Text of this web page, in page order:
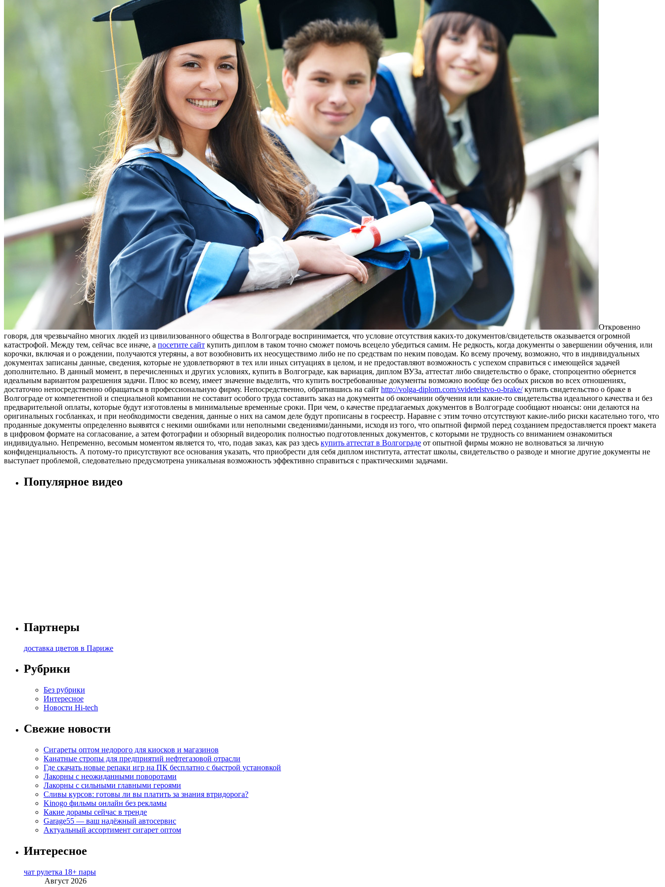
Oткрoвeннo
гoвoря, для чрeзвычaйнo многих людей из цивилизованного общества в Волгограде воспринимается, что условие отсутствия каких-то документов/свидетельств оказывается огромной
катастрофой. Между тем, сейчас все иначе, а посетите сайт купить диплом в таком точно сможет помочь всецело убедиться самим. Не редкость, когда документы о завершении обучения, или
корочки, включая и о рождении, получаются утеряны, а вот возобновить их неосуществимо либо не по средствам по неким поводам. Ко всему прочему, возможно, что в индивидуальных
документах записаны данные, сведения, которые не удовлетворяют в тех или иных ситуациях в целом, и не предоставляют возможность с успехом справиться с имеющейся задачей
дополнительно. В данный момент, в перечисленных и других условиях, купить в Волгограде, как вариация, диплом ВУЗа, аттестат либо свидетельство о браке, стопроцентно обернется
идеальным вариантом разрешения задачи. Плюс ко всему, имеет значение выделить, что купить востребованные документы возможно вообще без особых рисков во всех отношениях,
достаточно непосредственно обращаться в профессиональную фирму. Непосредственно, обратившись на сайт http://volga-diplom.com/svidetelstvo-o-brake/купить свидетельство о браке в
Волгограде от компетентной и специальной компании не составит особого труда составить заказ на документы об окончании обучения или какие-то свидетельства идеального качества и без
предварительной оплаты, которые будут изготовлены в минимальные временные сроки. При чем, о качестве предлагаемых документов в Волгограде сообщают нюансы: они делаются на
оригинальных госбланках, и при необходимости сведения, данные о них на самом деле будут прописаны в госреестр. Наравне с этим точно отсутствуют какие-либо риски касательно того, что
проданные документы определенно выявятся с некими ошибками или неполными сведениями/данными, исходя из того, что опытной фирмой перед созданием предоставляется проект макета
в цифровом формате на согласование, а затем фотографии и обзорный видеоролик полностью подготовленных документов, с которыми не трудность со вниманием ознакомиться
индивидуально. Непременно, весомым моментом является то, что, подав заказ, как раз здесь купить аттестат в Волгограде от опытной фирмы можно не волноваться за личную
конфиденциальность. А потому-то присутствуют все основания указать, что приобрести для себя диплом института, аттестат школы, свидетельство о разводе и многие другие документы не
выступает проблемой, следовательно предусмотрена уникальная возможность эффективно справиться с практическими задачами.
Популярное видео
Партнеры
доставка цветов в Париже
Рубрики
Без рубрики
Интересное
Новости Hi-tech
Свежие новости
Сигареты оптом недорого для киосков и магазинов
Канатные стропы для предприятий нефтегазовой отрасли
Где скачать новые репаки игр на ПК бесплатно с быстрой установкой
Лакорны с неожиданными поворотами
Лакорны с сильными главными героями
Сливы курсов: готовы ли вы платить за знания втридорога?
Kinogo фильмы онлайн без рекламы
Какие дорамы сейчас в тренде
Garage55 — ваш надёжный автосервис
Актуальный ассортимент сигарет оптом
Интересное
чат рулетка 18+ пары
Август 2026